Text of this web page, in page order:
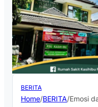
BERITA
Home/BERITA/Emosi